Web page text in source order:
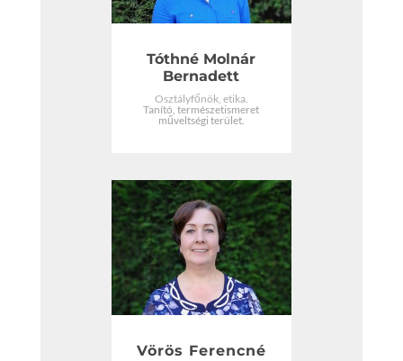
Tóthné Molnár
Bernadett
Osztályfőnök, etika.
Tanító, természetismeret
műveltségi terület.
Vörös Ferencné